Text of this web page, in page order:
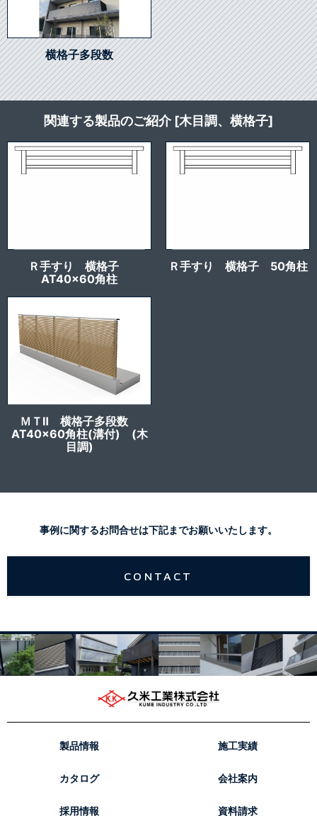
横格子多段数
関連する製品のご紹介 [木目調、横格子]
Ｒ手すり 横格子
AT40x60角柱
Ｒ手すり 横格子 50角柱
ＭＴⅡ 横格子多段数
AT40x60角柱(溝付) (木
目調)
事例に関するお問合せは下記までお願いいたします。
CONTACT
製品情報 施工実績
カタログ 会社案内
採用情報 資料請求